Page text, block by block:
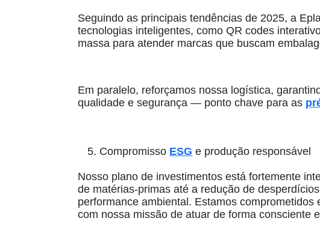
Seguindo as principais tendências de 2025, a
tecnologias inteligentes, como QR codes
massa para atender marcas que buscam
Em paralelo, reforçamos nossa logística,
qualidade e segurança — ponto chave para as
Compromisso ESG e produção responsável
Nosso plano de investimentos está fortemente
de matérias‑primas até a redução de
performance ambiental. Estamos
com nossa missão de atuar de forma consciente